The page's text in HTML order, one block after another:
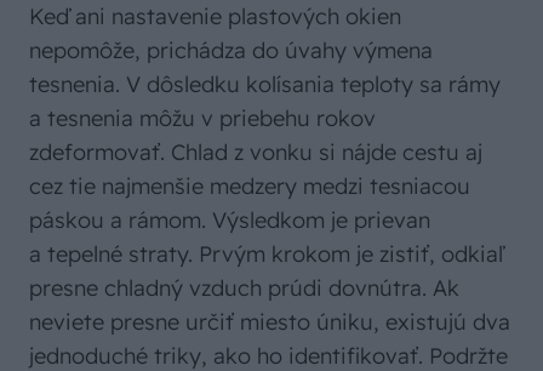
Keď ani nastavenie plastových okien
nepomôže, prichádza do úvahy výmena
tesnenia. V dôsledku kolísania teploty sa rámy
a tesnenia môžu v priebehu rokov
zdeformovať. Chlad z vonku si nájde cestu aj
cez tie najmenšie medzery medzi tesniacou
páskou a rámom. Výsledkom je prievan
a tepelné straty. Prvým krokom je zistiť, odkiaľ
presne chladný vzduch prúdi dovnútra. Ak
neviete presne určiť miesto úniku, existujú dva
jednoduché triky, ako ho identifikovať. Podržte